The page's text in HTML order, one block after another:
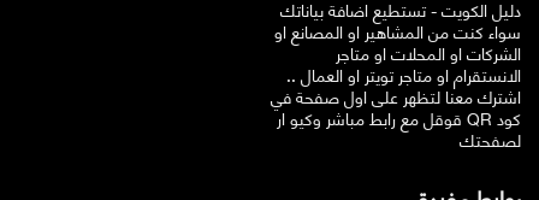
دليل الكويت - تستطيع اضافة بياناتك
سواء كنت من المشاهير او المصانع او
الشركات او المحلات او متاجر
الانستقرام او متاجر تويتر او العمال ..
اشترك معنا لتظهر على اول صفحة في
قوقل مع رابط مباشر وكيو ار QR كود
لصفحتك